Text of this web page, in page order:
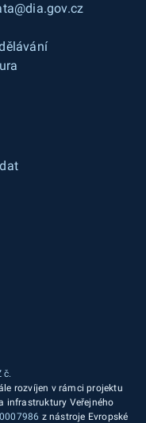
č.
rozvíjen v rámci projektu
infrastruktury Veřejného
z nástroje Evropské